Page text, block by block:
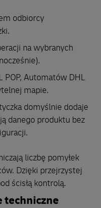
odbiorcy
na wybranych
POP, Automatów DHL
mapie.
domyślnie dodaje
danego produktu bez
liczbę pomyłek
Dzięki przejrzystej
ścisłą kontrolą.
techniczne